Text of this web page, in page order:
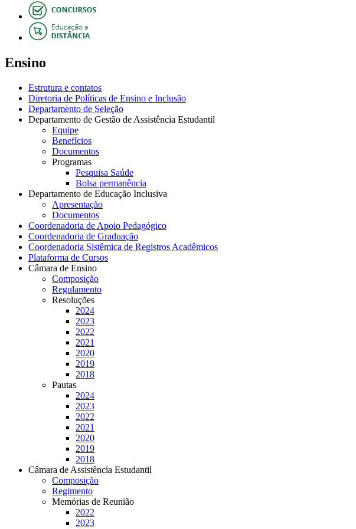
Ensino
Estrutura e contatos
Diretoria de Políticas de Ensino e Inclusão
Departamento de Seleção
Departamento de Gestão de Assistência Estudantil
Equipe
Benefícios
Documentos
Programas
Pesquisa Saúde
Bolsa permanência
Departamento de Educação Inclusiva
Apresentação
Documentos
Coordenadoria de Apoio Pedagógico
Coordenadoria de Graduação
Coordenadoria Sistêmica de Registros Acadêmicos
Plataforma de Cursos
Câmara de Ensino
Composição
Regulamento
Resoluções
2024
2023
2022
2021
2020
2019
2018
Pautas
2024
2023
2022
2021
2020
2019
2018
Câmara de Assistência Estudantil
Composição
Regimento
Memórias de Reunião
2022
2023